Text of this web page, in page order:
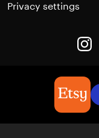
Privacy settings